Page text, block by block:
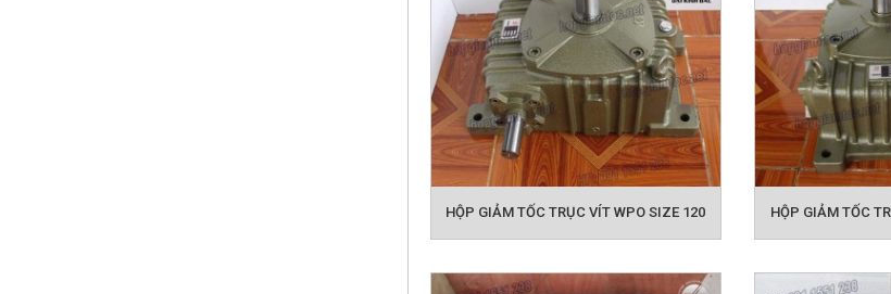
TỐC TRỤC VÍT WPDA
HỘP GIẢM TỐC TRỤC VÍT WPO SIZE 120 HỘP GIẢM TỐC